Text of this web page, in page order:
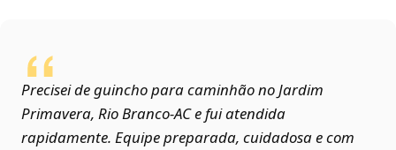
Precisei de guincho para caminhão no Jardim
Primavera, Rio Branco‑AC e fui atendida
rapidamente. Equipe preparada, cuidadosa e com